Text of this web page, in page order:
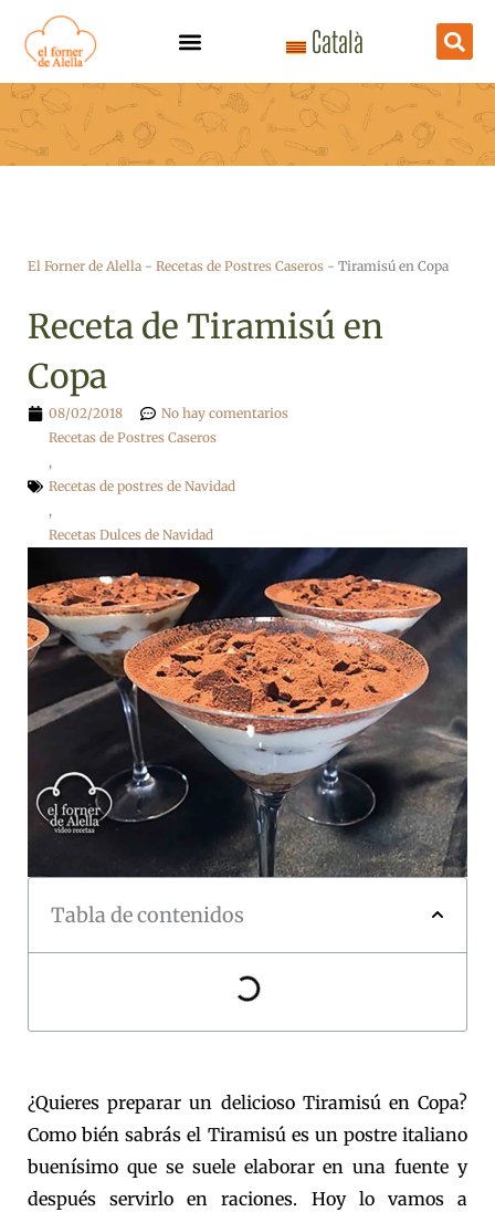
contenido
Català
El Forner de Alella - Recetas de Postres Caseros - Tiramisú en Copa
Receta de Tiramisú en
Copa
08/02/2018
No hay comentarios
Recetas de Postres Caseros
,
Recetas de postres de Navidad
,
Recetas Dulces de Navidad
Tabla de contenidos
¿Quieres preparar un delicioso Tiramisú en Copa?
Como bién sabrás el Tiramisú es un postre italiano
buenísimo que se suele elaborar en una fuente y
después servirlo en raciones. Hoy lo vamos a